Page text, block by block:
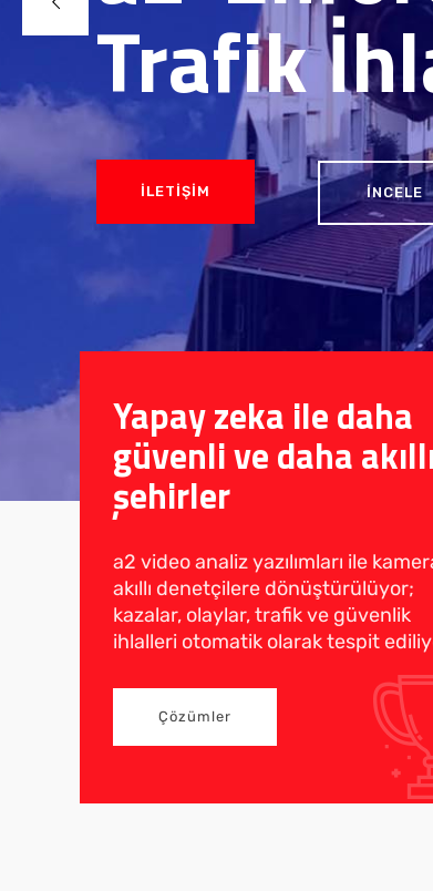
Yapay zeka ile daha
güvenli ve daha
şehirler
a2 video analiz yazılımları ile
akıllı denetçilere dönüştürülüyor;
kazalar, olaylar, trafik ve güvenlik
ihlalleri otomatik olarak tespit
Çözümler